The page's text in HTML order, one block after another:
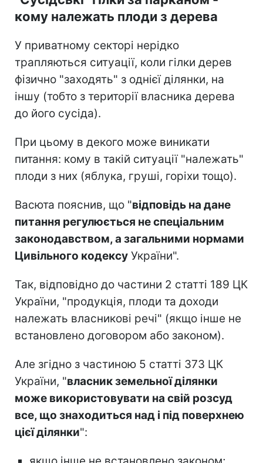
кому належать плоди з дерева
У приватному секторі нерідко
трапляються ситуації, коли гілки дерев
фізично "заходять" з однієї ділянки, на
іншу (тобто з території власника дерева
до його сусіда).
При цьому в декого може виникати
питання: кому в такій ситуації "належать"
плоди з них (яблука, груші, горіхи тощо).
Васюта пояснив, що "відповідь на дане
питання регулюється не спеціальним
законодавством, а загальними нормами
Цивільного кодексу України".
Так, відповідно до частини 2 статті 189 ЦК
України, "продукція, плоди та доходи
належать власникові речі" (якщо інше не
встановлено договором або законом).
Але згідно з частиною 5 статті 373 ЦК
України, "власник земельної ділянки
може використовувати на свій розсуд
все, що знаходиться над і під поверхнею
цієї ділянки":